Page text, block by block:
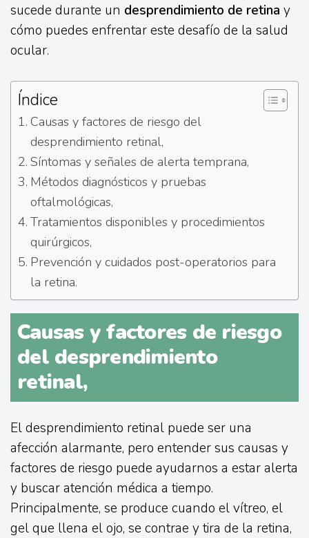
sucede durante un desprendimiento de retina y
cómo puedes enfrentar este desafío de la salud
ocular.
Índice
Causas y factores de riesgo del
desprendimiento retinal,
Síntomas y señales de alerta temprana,
Métodos diagnósticos y pruebas
oftalmológicas,
Tratamientos disponibles y procedimientos
quirúrgicos,
Prevención y cuidados post-operatorios para
la retina.
Causas y factores de riesgo
del desprendimiento
retinal,
El desprendimiento retinal puede ser una
afección alarmante, pero entender sus causas y
factores de riesgo puede ayudarnos a estar alerta
y buscar atención médica a tiempo.
Principalmente, se produce cuando el vítreo, el
gel que llena el ojo, se contrae y tira de la retina,